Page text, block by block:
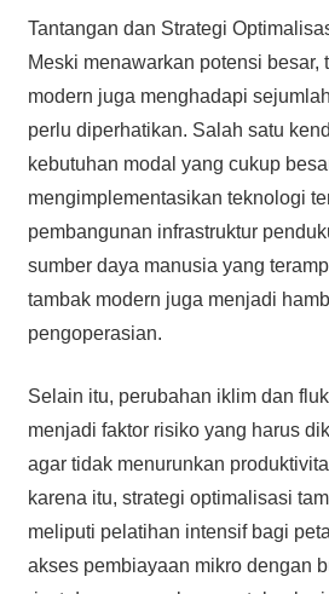
Tantangan dan Strategi
Meski menawarkan potensi besar,
modern juga menghadapi
perlu diperhatikan. Salah satu
kebutuhan modal yang cukup
mengimplementasikan teknologi
pembangunan infrastruktur
sumber daya manusia yang
tambak modern juga menjadi
pengoperasian.
Selain itu, perubahan iklim dan
menjadi faktor risiko yang harus
agar tidak menurunkan
karena itu, strategi optimalisasi
meliputi pelatihan intensif bagi
akses pembiayaan mikro dengan